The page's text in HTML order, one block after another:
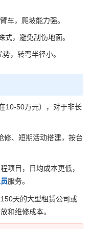
车，爬坡能力强。
式，避免刮伤地面。
，转弯半径小。
10-50万元），对于非长
修、短期活动搭建，按台
项目，日均成本更低，
服务。
天的大型租赁公司或
和维修成本。